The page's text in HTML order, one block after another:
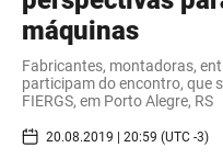
máquinas
Fabricantes, montadoras,
participam do encontro, que
FIERGS, em Porto Alegre, RS
20.08.2019 | 20:59 (UTC -3)